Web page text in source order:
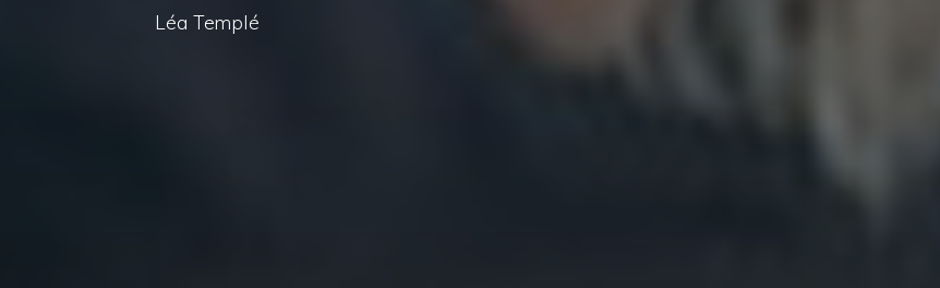
Léa Templé